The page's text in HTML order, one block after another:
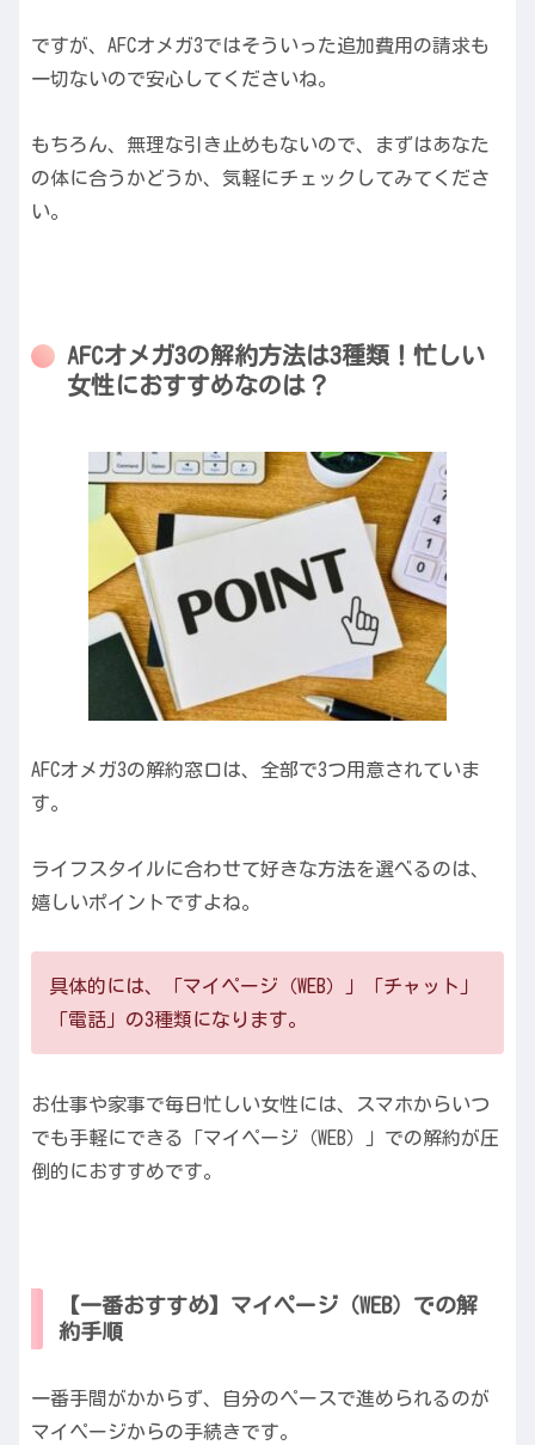
ですが、AFCオメガ3ではそういった追加費用の請求も
一切ないので安心してくださいね。
もちろん、無理な引き止めもないので、まずはあなた
の体に合うかどうか、気軽にチェックしてみてくださ
い。
AFCオメガ3の解約方法は3種類！忙しい
女性におすすめなのは？
AFCオメガ3の解約窓口は、全部で3つ用意されていま
す。
ライフスタイルに合わせて好きな方法を選べるのは、
嬉しいポイントですよね。
具体的には、「マイページ（WEB）」「チャット」
「電話」の3種類になります。
お仕事や家事で毎日忙しい女性には、スマホからいつ
でも手軽にできる「マイページ（WEB）」での解約が圧
倒的におすすめです。
【一番おすすめ】マイページ（WEB）での解
約手順
一番手間がかからず、自分のペースで進められるのが
マイページからの手続きです。